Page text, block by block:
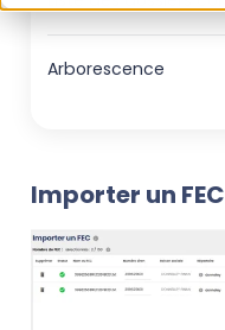
Arborescence
Importer un FEC